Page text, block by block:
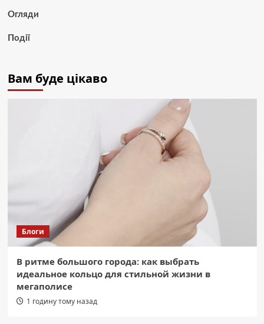
Огляди
Події
Вам буде цікаво
Блоги
В ритме большого города: как выбрать
идеальное кольцо для стильной жизни в
мегаполисе
1 годину тому назад